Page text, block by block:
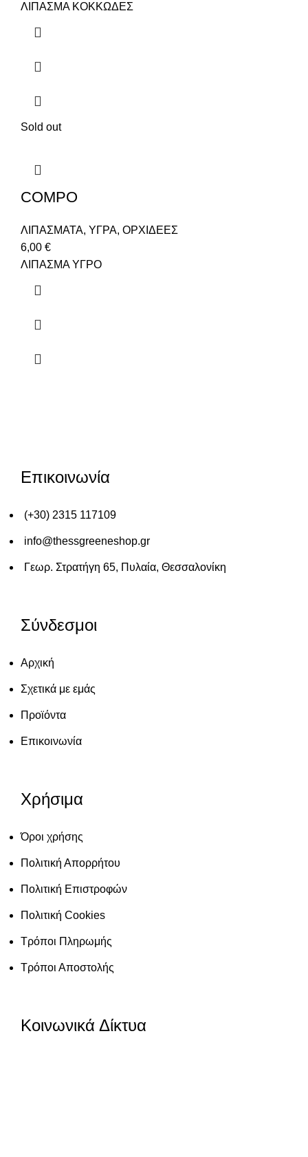
ΛΙΠΑΣΜΑ ΚΟΚΚΩΔΕΣ
Sold out
COMPO
ΛΙΠΑΣΜΑΤΑ, ΥΓΡΑ, ΟΡΧΙΔΕΕΣ
6,00 €
ΛΙΠΑΣΜΑ ΥΓΡΟ
Επικοινωνία
(+30) 2315 117109
info@thessgreeneshop.gr
Γεωρ. Στρατήγη 65, Πυλαία, Θεσσαλονίκη
Σύνδεσμοι
Αρχική
Σχετικά με εμάς
Προϊόντα
Επικοινωνία
Χρήσιμα
Όροι χρήσης
Πολιτική Απορρήτου
Πολιτική Επιστροφών
Πολιτική Cookies
Τρόποι Πληρωμής
Τρόποι Αποστολής
Κοινωνικά Δίκτυα